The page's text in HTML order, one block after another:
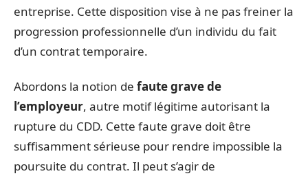
entreprise. Cette disposition vise à ne pas freiner la
progression professionnelle d’un individu du fait
d’un contrat temporaire.
Abordons la notion de faute grave de
l’employeur, autre motif légitime autorisant la
rupture du CDD. Cette faute grave doit être
suffisamment sérieuse pour rendre impossible la
poursuite du contrat. Il peut s’agir de